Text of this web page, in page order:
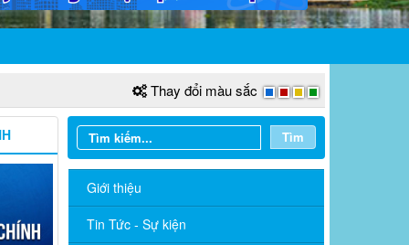
Thay đổi màu sắc
Tìm
Giới thiệu
Tin Tức - Sự kiện